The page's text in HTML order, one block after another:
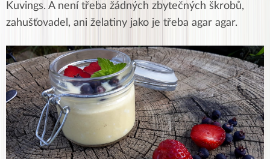
Kuvings. A není třeba žádných zbytečných škrobů,
zahušťovadel, ani želatiny jako je třeba agar agar.